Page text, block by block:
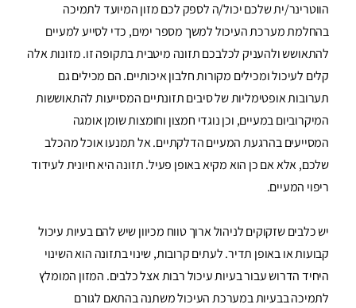
הווטרינר/ית שלכם יכול/ה לספק לכם מזון המיועד לתמיכה
בהחלמת מערכת העיכול למשך מספר ימים, כדי לסייע למעיים
להתאושש ולהעניק לכלבכם תזונה מיטבית בתקופה זו. מזונות אלה
קלים לעיכול ומכילים מקורות חלבון איכותיים. הם מכילים גם
תערובות אופטימליות של סיבים תזונתיים המסייעות להתאוששות
המיקרוביום במעיים, וכן נוגדי חמצון וחומצות שומן אומגה
המסייעים בהרגעת המעיים הדלקתיים. אל תמנעו אוכל מהכלב
שלכם, אלא אם כן הוא מקיא באופן פעיל. תזונה היא חיונית לעידוד
ריפוי המעיים.
יש כלבים שזקוקים לניהול ארוך טווח מכיוון שיש להם בעיות עיכול
קבועות או באופן תדיר. לעתים קרובות, שינוי בתזונה הוא השינוי
היחיד הדרוש עבור בעיות עיכול רבות אצל כלבים. המזון המומלץ
לתמיכה בבעיות במערכת העיכול משתנה בהתאם לגורם